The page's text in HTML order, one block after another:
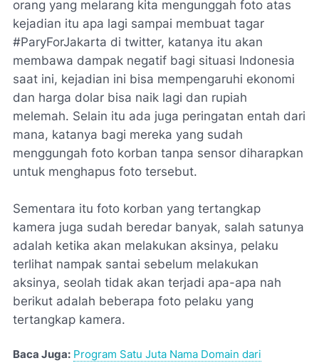
orang yang melarang kita mengunggah foto atas
kejadian itu apa lagi sampai membuat tagar
#ParyForJakarta di twitter, katanya itu akan
membawa dampak negatif bagi situasi Indonesia
saat ini, kejadian ini bisa mempengaruhi ekonomi
dan harga dolar bisa naik lagi dan rupiah
melemah. Selain itu ada juga peringatan entah dari
mana, katanya bagi mereka yang sudah
menggungah foto korban tanpa sensor diharapkan
untuk menghapus foto tersebut.
Sementara itu foto korban yang tertangkap
kamera juga sudah beredar banyak, salah satunya
adalah ketika akan melakukan aksinya, pelaku
terlihat nampak santai sebelum melakukan
aksinya, seolah tidak akan terjadi apa-apa nah
berikut adalah beberapa foto pelaku yang
tertangkap kamera.
Baca Juga: Program Satu Juta Nama Domain dari